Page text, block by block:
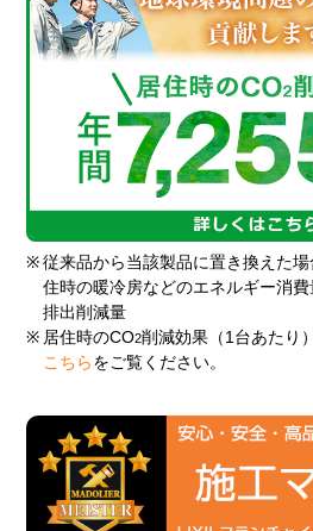
※ 従来品から当該製品に置き換えた
住時の暖冷房などのエネルギー消
排出削減量
※ 居住時のCO2削減効果（1台あたり
こちら をご覧ください。